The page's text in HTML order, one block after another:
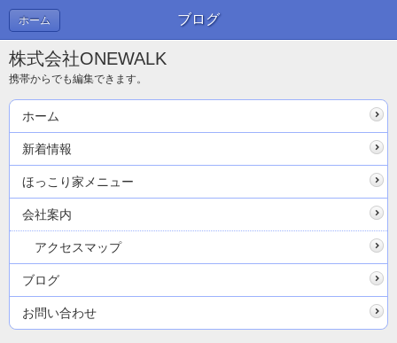
ブログ
ホーム
株式会社ONEWALK
携帯からでも編集できます。
ホーム
新着情報
ほっこり家メニュー
会社案内
アクセスマップ
ブログ
お問い合わせ